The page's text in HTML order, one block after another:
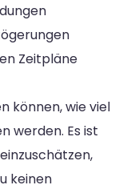
Zeitpläne
können, wie viel
werden. Es ist
keinen